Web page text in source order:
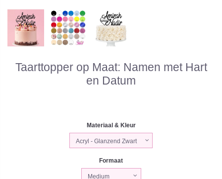
Taarttopper op Maat: Namen met Hart
en Datum
Materiaal & Kleur
Formaat